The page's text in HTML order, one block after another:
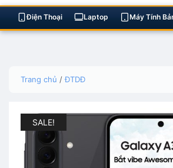
Điện Thoại Laptop Máy Tính
Trang chủ /ĐTDĐ
SALE!